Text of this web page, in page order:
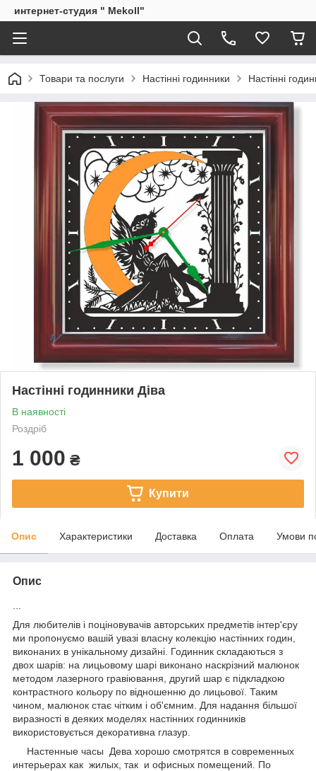
интернет-студия " Mekoll"
Товари та послуги Настінні годинники Настінні
Настінні годинники Діва
В наявності
Роздріб
1 000 ₴
Купити
Опис Характеристики Доставка Оплата Умови
Опис
Для любителів і поціновувачів авторських предметів інтер'єру
ми пропонуємо вашій увазі власну колекцію настінних годин,
виконаних в унікальному дизайні. Годинник складаються з
двох шарів: на лицьовому шарі виконано наскрізний малюнок
методом лазерного гравіювання, другий шар є підкладкою
контрастного кольору по відношенню до лицьової. Таким
чином, малюнок стає чітким і об'ємним. Для надання більшої
виразності в деяких моделях настінних годинників
використовується декоративна глазур.
Настенные часы Дева хорошо смотрятся в современных
интерьерах как жилых, так и офисных помещений. По